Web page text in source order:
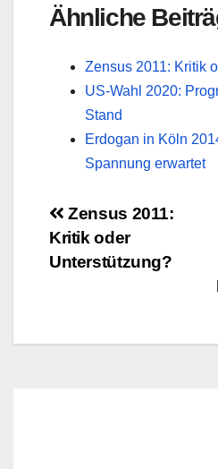
Ähnliche
Zensus 2011: Kritik
US-Wahl 2020:
Stand
Erdogan in Köln
Spannung erwartet
Zensus 2011:
Kritik oder
Unterstützung?